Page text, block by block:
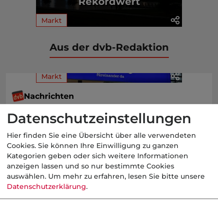
Markt
Aus der dvb-Redaktion
Markt
Nachrichten
KI bei SI:
Schadenbearbeitung neu
geordnet
Signal Iduna setzt bei der
Schadenbearbeitung auf KI und stellt
bestehende Rollen im Markt infrage.
Ganze Dienstleisterbereiche könnten
Datenschutzeinstellungen
Hier finden Sie eine Übersicht über alle verwendeten
Cookies. Sie können Ihre Einwilligung zu ganzen
Kategorien geben oder sich weitere Informationen
anzeigen lassen und so nur bestimmte Cookies
auswählen. Um mehr zu erfahren, lesen Sie bitte unsere
Datenschutzerklärung.